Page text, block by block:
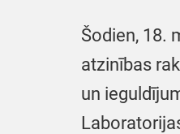
Šodien, 18.
atzinības
un